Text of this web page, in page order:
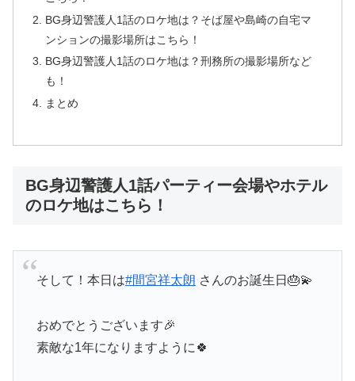
BG身辺警護人1話のロケ地は？そば屋や島崎の自宅マ
ンションの撮影場所はこちら！
BG身辺警護人1話のロケ地は？刑務所の撮影場所など
も！
まとめ
BG身辺警護人1話パーティー会場やホテル
のロケ地はこちら！
そして！本日は#間宮祥太朗 さんのお誕生日🎂💫
おめでとうございます🎉
素敵な1年になりますように🍀